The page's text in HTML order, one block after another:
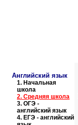
Английский язык
1. Начальная
школа
2. Средняя школа
3. ОГЭ -
английский язык
4. ЕГЭ - английский